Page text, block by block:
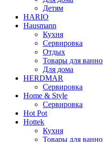
Детям
HARIO
Hausmann
Кухня
Сервировка
Отдых
Товары для
Для дома
HERDMAR
Сервировка
Home & Style
Сервировка
Hot Pot
Hottek
Кухня
Товары для